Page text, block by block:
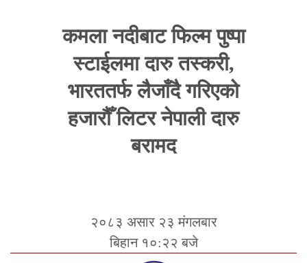
कमला नदीबाट फिल्म पुष्पा
स्टाईलमा दारु तस्करी,
भारततर्फ लैजाँदै गरिएको
हजारौँ लिटर नेपाली दारु
बरामद
२०८३ असार २३ मंगलबार
बिहान १०:२२ बजे